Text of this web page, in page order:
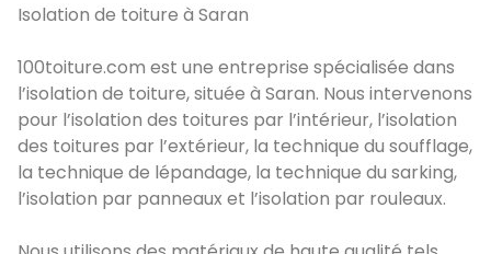
Isolation de toiture à Saran
100toiture.com est une entreprise spécialisée dans
l’isolation de toiture, située à Saran. Nous intervenons
pour l’isolation des toitures par l’intérieur, l’isolation
des toitures par l’extérieur, la technique du soufflage,
la technique de lépandage, la technique du sarking,
l’isolation par panneaux et l’isolation par rouleaux.